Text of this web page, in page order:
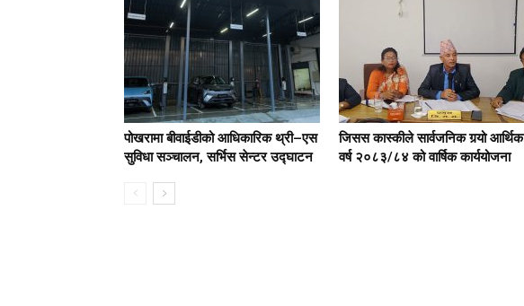
पोखरामा बीवाईडीको आधिकारिक थ्री–एस
सुविधा सञ्चालन, सर्भिस सेन्टर उद्घाटन
जिसस कास्कीले सार्वजनिक गर्‍यो आर्थिक
वर्ष २०८३/८४ को वार्षिक कार्ययोजना